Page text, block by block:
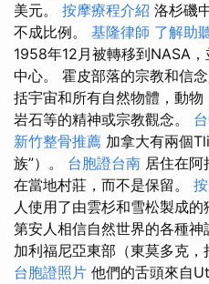
美元。 按摩療程介紹 洛杉磯
不成比例。 基隆律師 了解助
1958年12月被轉移到NASA
中心。 霍皮部落的宗教和信
括宇宙和所有自然物體，動物
岩石等的精神或宗教觀念。
新竹整骨推薦 加拿大有兩個
族”）。 台胞證台南 居住在阿
在當地村莊，而不是保留。
人使用了由雲杉和雪松製成的
第安人相信自然世界的各種
加利福尼亞東部（東莫多克，
台胞證照片 他們的舌頭來自